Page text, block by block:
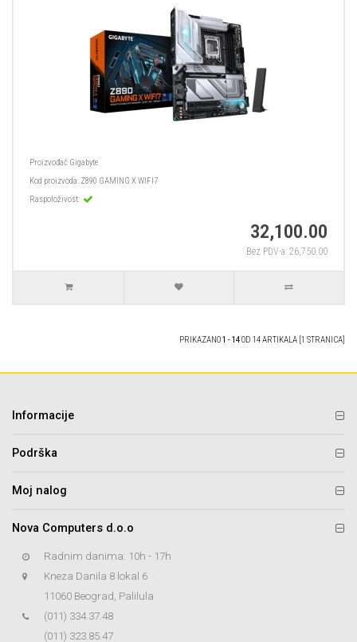
Proizvođač Gigabyte
Kod proizvoda: Z890 GAMING X WIFI7
Raspoloživost:
32,100.00
Bez PDV-a: 26,750.00
PRIKAZANO1 - 14OD 14 ARTIKALA [1 STRANICA]
Informacije
Podrška
Moj nalog
Nova Computers d.o.o
Radnim danima: 10h - 17h
Kneza Danila 8 lokal 6
11060 Beograd, Palilula
(011) 334.37.48
(011) 323.85.47